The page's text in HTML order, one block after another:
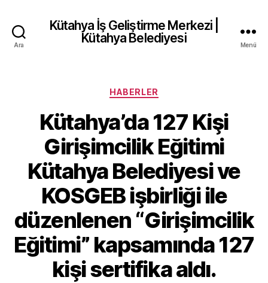
Ara
Kütahya İş Geliştirme Merkezi |
Kütahya Belediyesi
Menü
Kategoriler
HABERLER
Kütahya’da 127 Kişi
Girişimcilik Eğitimi
Kütahya Belediyesi ve
KOSGEB işbirliği ile
düzenlenen “Girişimcilik
Eğitimi” kapsamında 127
kişi sertifika aldı.